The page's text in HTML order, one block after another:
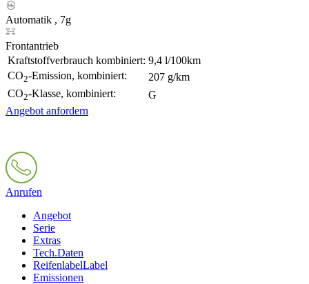
Automatik , 7g
Frontantrieb
Kraftstoffverbrauch kombiniert: 9,4 l/100km
CO2-Emission, kombiniert:
207 g/km
CO2-Klasse, kombiniert:
G
Angebot anfordern
Anrufen
Angebot
Serie
Extras
Tech.Daten
ReifenlabelLabel
Emissionen